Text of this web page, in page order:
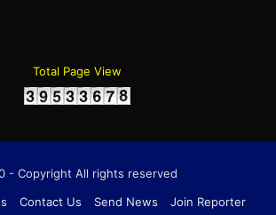
Total Page View
- Copyright All rights reserved
Contact Us Send News
Join Reporter